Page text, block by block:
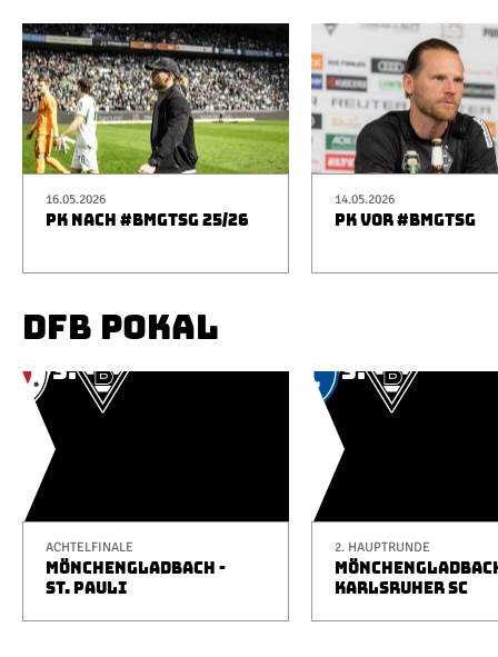
16.05.2026
PK NACH #BMGTSG 25/26
14.05.2026
PK VOR #BMGTSG
DFB POKAL
ACHTELFINALE
MÖNCHENGLADBACH -
ST. PAULI
2. HAUPTRUNDE
KARLSRUHER SC